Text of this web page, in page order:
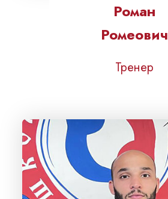
Роман
Ромеович
Тренер